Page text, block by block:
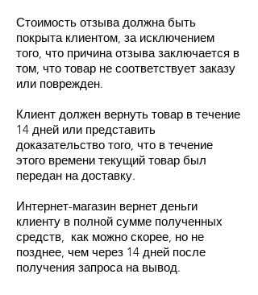
Стоимость отзыва должна быть
покрыта клиентом, за исключением
того, что причина отзыва заключается в
том, что товар не соответствует заказу
или поврежден.
Клиент должен вернуть товар в течение
14 дней или представить
доказательство того, что в течение
этого времени текущий товар был
передан на доставку.
Интернет-магазин вернет деньги
клиенту в полной сумме полученных
средств, как можно скорее, но не
позднее, чем через 14 дней после
получения запроса на вывод.